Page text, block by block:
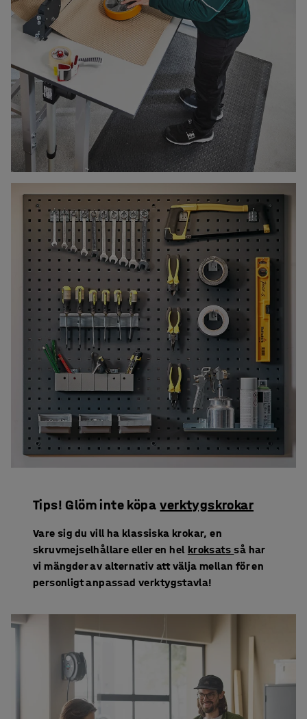
Tips! Glöm inte köpaverktygskrokar
Vare sig du vill ha klassiska krokar, en
skruvmejselhållare eller en hel kroksatsså har
vi mängder av alternativ att välja mellan för en
personligt anpassad verktygstavla!